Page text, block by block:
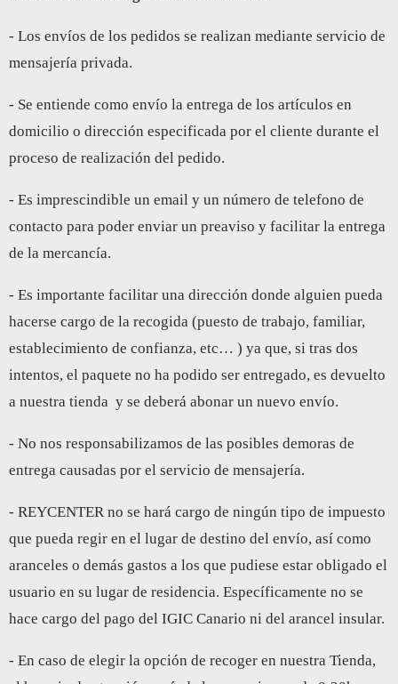
- Los envíos de los pedidos se realizan mediante servicio de
mensajería privada.
- Se entiende como envío la entrega de los artículos en
domicilio o dirección especificada por el cliente durante el
proceso de realización del pedido.
- Es imprescindible un email y un número de telefono de
contacto para poder enviar un preaviso y facilitar la entrega
de la mercancía.
- Es importante facilitar una dirección donde alguien pueda
hacerse cargo de la recogida (puesto de trabajo, familiar,
establecimiento de confianza, etc… ) ya que, si tras dos
intentos, el paquete no ha podido ser entregado, es devuelto
a nuestra tienda y se deberá abonar un nuevo envío.
- No nos responsabilizamos de las posibles demoras de
entrega causadas por el servicio de mensajería.
- REYCENTER no se hará cargo de ningún tipo de impuesto
que pueda regir en el lugar de destino del envío, así como
aranceles o demás gastos a los que pudiese estar obligado el
usuario en su lugar de residencia. Específicamente no se
hace cargo del pago del IGIC Canario ni del arancel insular.
- En caso de elegir la opción de recoger en nuestra Tienda,